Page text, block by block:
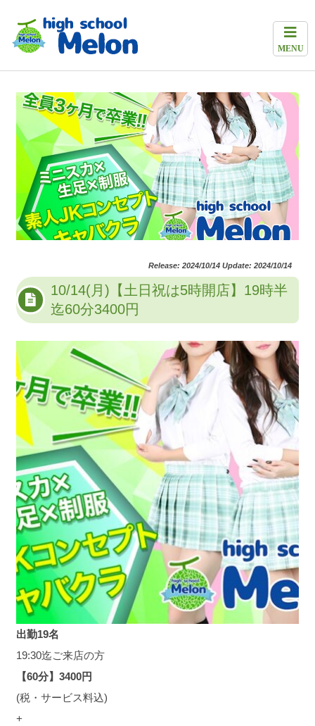
MENU
Release: 2024/10/14 Update: 2024/10/14
10/14(月)【土日祝は5時開店】19時半
迄60分3400円
出勤19名
19:30迄ご来店の方
【60分】3400円
(税・サービス料込)
+